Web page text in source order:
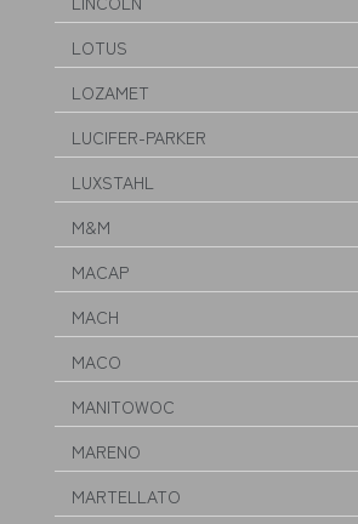
LOTUS
LOZAMET
LUCIFER-PARKER
LUXSTAHL
M&M
MACAP
MACH
MACO
MANITOWOC
MARENO
MARTELLATO